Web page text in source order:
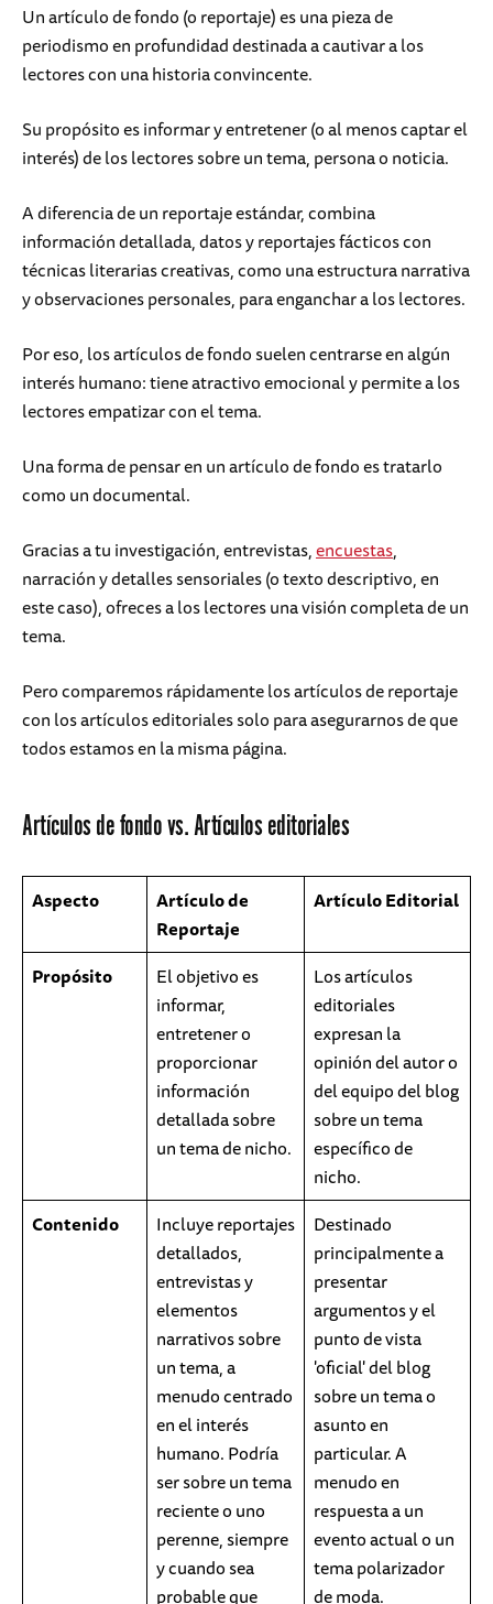
Un artículo de fondo (o reportaje) es una pieza de
periodismo en profundidad destinada a cautivar a los
lectores con una historia convincente.
Su propósito es informar y entretener (o al menos captar el
interés) de los lectores sobre un tema, persona o noticia.
A diferencia de un reportaje estándar, combina
información detallada, datos y reportajes fácticos con
técnicas literarias creativas, como una estructura narrativa
y observaciones personales, para enganchar a los lectores.
Por eso, los artículos de fondo suelen centrarse en algún
interés humano: tiene atractivo emocional y permite a los
lectores empatizar con el tema.
Una forma de pensar en un artículo de fondo es tratarlo
como un documental.
Gracias a tu investigación, entrevistas,encuestas,
narración y detalles sensoriales (o texto descriptivo, en
este caso), ofreces a los lectores una visión completa de un
tema.
Pero comparemos rápidamente los artículos de reportaje
con los artículos editoriales solo para asegurarnos de que
todos estamos en la misma página.
Artículos de fondo vs. Artículos editoriales
Aspecto
Artículo de
Reportaje
Artículo Editorial
Propósito
El objetivo es
informar,
entretener o
proporcionar
información
detallada sobre
un tema de nicho.
Los artículos
editoriales
expresan la
opinión del autor o
del equipo del blog
sobre un tema
específico de
nicho.
Contenido
Incluye reportajes
detallados,
entrevistas y
elementos
narrativos sobre
un tema, a
menudo centrado
en el interés
humano. Podría
ser sobre un tema
reciente o uno
perenne, siempre
y cuando sea
probable que
Destinado
principalmente a
presentar
argumentos y el
punto de vista
'oficial' del blog
sobre un tema o
asunto en
particular. A
menudo en
respuesta a un
evento actual o un
tema polarizador
de moda.